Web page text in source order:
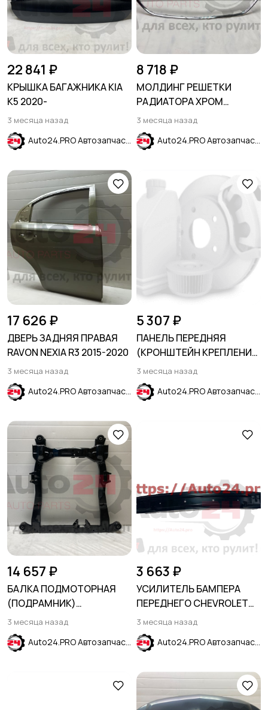
22 841 ₽
КРЫШКА БАГАЖНИКА KIA
K5 2020-
3 месяца назад
Auto24.PRO Автозапчасти
8 718 ₽
МОЛДИНГ РЕШЕТКИ
РАДИАТОРА ХРОМ
CHEVROLET MALIBU 2019-
2024
3 месяца назад
Auto24.PRO Автозапчасти
17 626 ₽
ДВЕРЬ ЗАДНЯЯ ПРАВАЯ
RAVON NEXIA R3 2015-2020
3 месяца назад
Auto24.PRO Автозапчасти
5 307 ₽
ПАНЕЛЬ ПЕРЕДНЯЯ
(КРОНШТЕЙН КРЕПЛЕНИЯ
РЕШЕТКИ) CHEVROLET
CRUZE 2015-2024
3 месяца назад
Auto24.PRO Автозапчасти
14 657 ₽
БАЛКА ПОДМОТОРНАЯ
(ПОДРАМНИК)
CHEVROLET CRUZE 2009-
2014
3 месяца назад
Auto24.PRO Автозапчасти
3 663 ₽
УСИЛИТЕЛЬ БАМПЕРА
ПЕРЕДНЕГО CHEVROLET
COBALT 2012-2024
3 месяца назад
Auto24.PRO Автозапчасти